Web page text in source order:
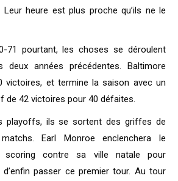
Leur heure est plus proche qu’ils ne le
71 pourtant, les choses se déroulent
années précédentes. Baltimore
victoires, et termine la saison avec un
de 42 victoires pour 40 défaites.
playoffs, ils se sortent des griffes de
Earl Monroe enclenchera le
contre sa ville natale pour
passer ce premier tour. Au tour